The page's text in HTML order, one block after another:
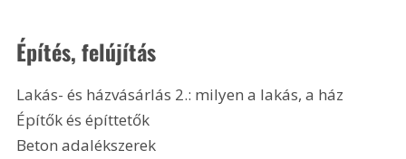
Építés, felújítás
Lakás- és házvásárlás 2.: milyen a lakás, a ház
Építők és építtetők
Beton adalékszerek